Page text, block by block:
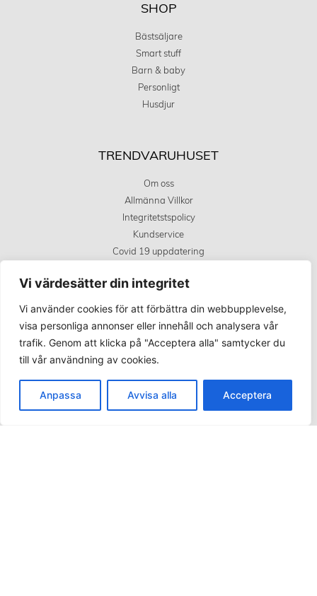
Vi värdesätter din integritet
Vi använder cookies för att förbättra din webbupplevelse,
visa personliga annonser eller innehåll och analysera vår
trafik. Genom att klicka på "Acceptera alla" samtycker du
till vår användning av cookies.
Anpassa Avvisa alla Acceptera
SHOP
Bästsäljare
Smart stuff
Barn & baby
Personligt
Husdjur
TRENDVARUHUSET
Om oss
Allmänna Villkor
Integritetstspolicy
Kundservice
Covid 19 uppdatering
Betalningsalternativ
Frakt och leverans
Retur
Spåra din order